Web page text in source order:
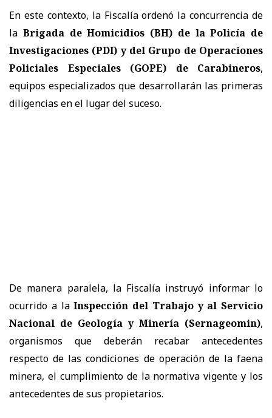
En este contexto, la Fiscalía ordenó la concurrencia de
la Brigada de Homicidios (BH) de la Policía de
Investigaciones (PDI) y del Grupo de Operaciones
Policiales Especiales (GOPE) de Carabineros,
equipos especializados que desarrollarán las primeras
diligencias en el lugar del suceso.
De manera paralela, la Fiscalía instruyó informar lo
ocurrido a laInspección del Trabajo y al Servicio
Nacional de Geología y Minería (Sernageomin),
organismos que deberán recabar antecedentes
respecto de las condiciones de operación de la faena
minera, el cumplimiento de la normativa vigente y los
antecedentes de sus propietarios.